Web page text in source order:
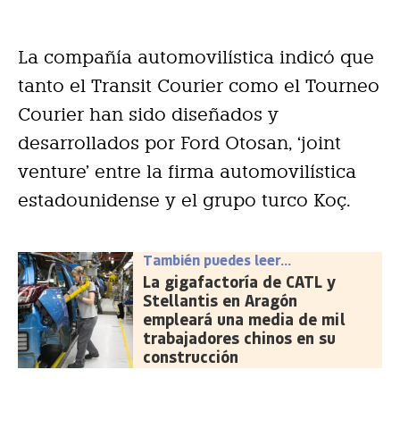
La compañía automovilística indicó que
tanto el Transit Courier como el Tourneo
Courier han sido diseñados y
desarrollados por Ford Otosan, ‘joint
venture’ entre la firma automovilística
estadounidense y el grupo turco Koç.
También puedes leer...
La gigafactoría de CATL y
Stellantis en Aragón
empleará una media de mil
trabajadores chinos en su
construcción